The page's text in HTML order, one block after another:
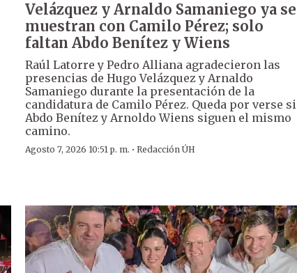
Velázquez y Arnaldo Samaniego ya se
muestran con Camilo Pérez; solo
faltan Abdo Benítez y Wiens
Raúl Latorre y Pedro Alliana agradecieron las
presencias de Hugo Velázquez y Arnaldo
Samaniego durante la presentación de la
candidatura de Camilo Pérez. Queda por verse si
Abdo Benítez y Arnoldo Wiens siguen el mismo
camino.
Agosto 7, 2026 10:51 p. m. ·Redacción ÚH